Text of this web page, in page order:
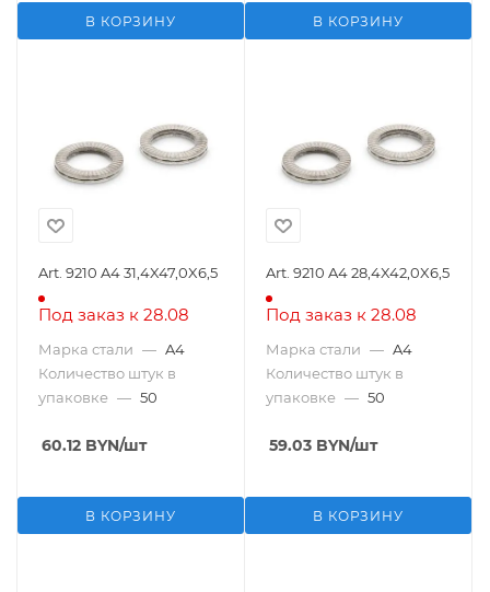
В КОРЗИНУ В КОРЗИНУ
Art. 9210 A4 31,4X47,0X6,5
Под заказ к 28.08
Марка стали — A4
Количество штук в
упаковке — 50
60.12 BYN/шт
В КОРЗИНУ
Art. 9210 A4 28,4X42,0X6,5
Под заказ к 28.08
Марка стали — A4
Количество штук в
упаковке — 50
59.03 BYN/шт
В КОРЗИНУ